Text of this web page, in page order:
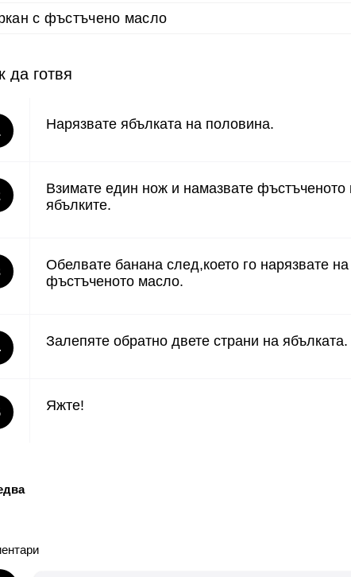
с фъстъчено масло
да готвя
Нарязвате ябълката на половина.
Взимате един нож и намазвате
ябълките.
Обелвате банана след,което го нарязвате
фъстъченото масло.
Залепяте обратно двете страни на ябълката.
Яжте!